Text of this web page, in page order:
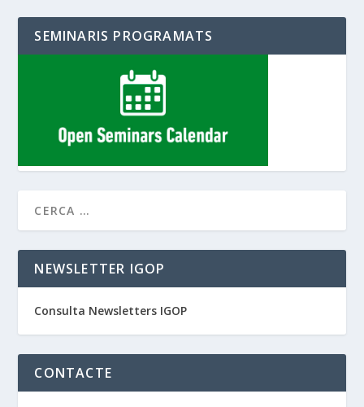
SEMINARIS PROGRAMATS
NEWSLETTER IGOP
Consulta Newsletters IGOP
CONTACTE